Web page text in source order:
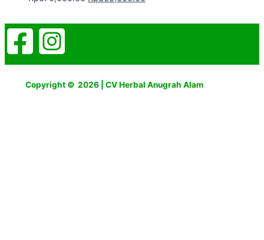
Copyright © 2026 | CV Herbal Anugrah Alam